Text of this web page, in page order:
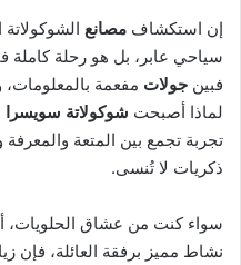
إن استكشاف مصانع
سياحي عابر، بل هو رحلة كاملة
فبين جولات مفعمة بالمعلومات،
لماذا أصبحت شوكولاتة سويسرا
تجربة تجمع بين المتعة
ذكريات لا تُنسى.
سواء كنت من عشاق الحلويات،
نشاط مميز برفقة العائلة، فإن